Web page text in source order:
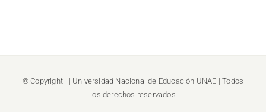
© Copyright | Universidad Nacional de Educación UNAE | Todos
los derechos reservados